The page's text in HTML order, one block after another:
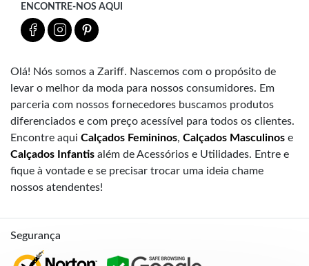
ENCONTRE-NOS AQUI
Olá! Nós somos a Zariff. Nascemos com o propósito de
levar o melhor da moda para nossos consumidores. Em
parceria com nossos fornecedores buscamos produtos
diferenciados e com preço acessível para todos os clientes.
Encontre aqui Calçados Femininos, Calçados Masculinos e
Calçados Infantis além de Acessórios e Utilidades. Entre e
fique à vontade e se precisar trocar uma ideia chame
nossos atendentes!
Segurança